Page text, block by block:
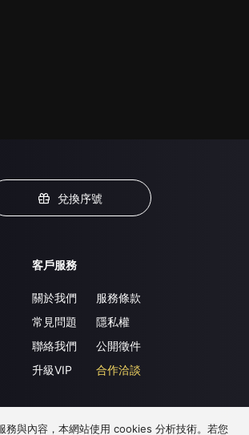
兌換序號
客戶服務
關於我們
常見問題
聯絡我們
升級VIP
服務條款
隱私權
公開徵件
合作洽談
務與內容，本網站使用 cookies 分析技術。若您